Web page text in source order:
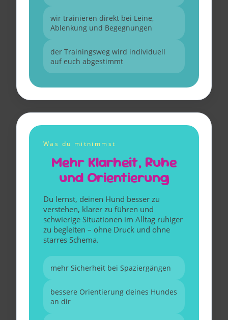
wir trainieren direkt bei Leine,
Ablenkung und Begegnungen
der Trainingsweg wird individuell
auf euch abgestimmt
Was du mitnimmst
Mehr Klarheit, Ruhe
und Orientierung
Du lernst, deinen Hund besser zu
verstehen, klarer zu führen und
schwierige Situationen im Alltag ruhiger
zu begleiten – ohne Druck und ohne
starres Schema.
mehr Sicherheit bei Spaziergängen
bessere Orientierung deines Hundes
an dir